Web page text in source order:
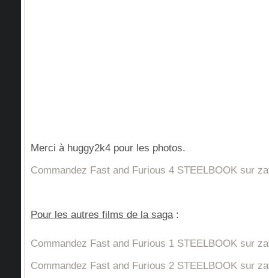
Merci à huggy2k4 pour les photos.
Commandez Fast and Furious 4 STEELBOOK sur
Pour les autres films de la saga:
Commandez Fast and Furious 1 STEELBOOK sur
Commandez Fast and Furious 2 STEELBOOK sur